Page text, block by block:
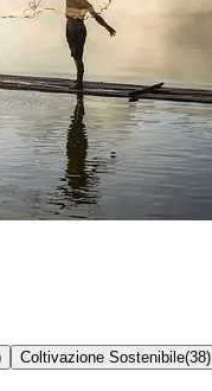
Coltivazione Sostenibile(38)